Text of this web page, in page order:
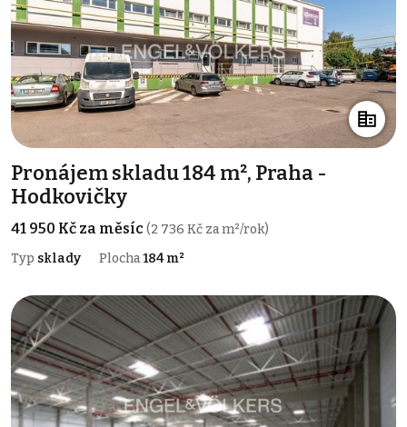
Pronájem skladu 184 m², Praha -
Hodkovičky
41 950 Kč za měsíc(2 736 Kč za m²/rok)
Typ sklady Plocha184 m²